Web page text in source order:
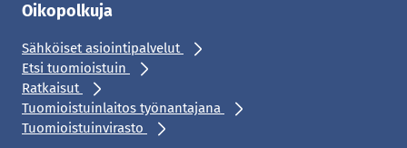
Oikopolkuja
Sähköiset asiointipalvelut
Etsi tuomioistuin
Ratkaisut
Tuomioistuinlaitos työnantajana
Tuomioistuinvirasto